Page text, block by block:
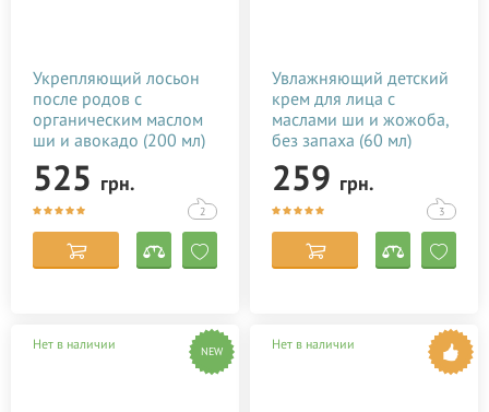
Укрепляющий лосьон
после родов с
органическим маслом
ши и авокадо (200 мл)
525 грн.
2
Увлажняющий детский
крем для лица с
маслами ши и жожоба,
без запаха (60 мл)
259 грн.
3
Нет в наличии NEW Нет в наличии